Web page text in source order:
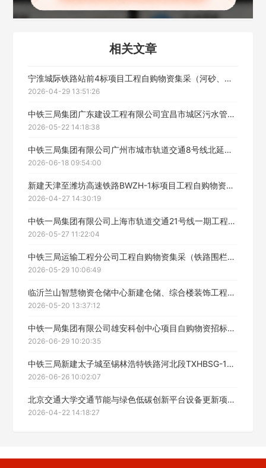
相关文章
宁淮城际铁路站前4标项目工程自购物资集采（河砂、碎石）中标公示
2026-04-29 13:51:26
中铁三局集团广东建设工程有限公司宜昌市城区污水管网补短板攻坚战项目工程自购物资集采（紫外光固化玻璃纤维软管）中标候选人公示
2026-05-22 14:18:38
中铁三局集团有限公司广州市城市轨道交通8号线北延段支线工程集采物资采购(防水材料))中标结果公示
2026-06-18 09:54:00
新建天津至潍坊高速铁路BWZH-1标项目工程自购物资集采中标结果公示
2026-04-27 14:30:19
中铁一局集团有限公司上海市轨道交通21号线一期工程轨道施工2标项目自购物资二次招标（商品混凝土）
2026-05-27 11:22:04
中铁三局运输工程分公司工程自购物资集采（铁路围栏、预制混凝土管）中标候选人公示
2026-05-29 10:06:49
临沂兰山智慧物资仓储中心新建仓储、综合楼装饰工程自购物资招标（装饰材料）中标候选人公示
2026-05-20 13:37:12
中铁一局集团有限公司雄安科创中心项目自购物资招标采购（铝合金窗户）中标候选人公示
2026-06-29 10:20:35
中铁三局新建太子城至锡林浩特铁路河北段TXHBSG-1标集采物资采购（柴油、砂石料）中标结果公示
2026-06-26 10:02:07
北京交通大学交通节能与绿色低碳创新平台设备更新项目EPC总承包工程项目经理部物资采购结果公示
2026-04-22 14:18:27
填写联系电话后会有服务中心的工作人员给您致电！
立即入驻